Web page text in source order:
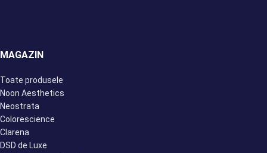
MAGAZIN
Toate produsele
Noon Aesthetics
Neostrata
Colorescience
Clarena
DSD de Luxe